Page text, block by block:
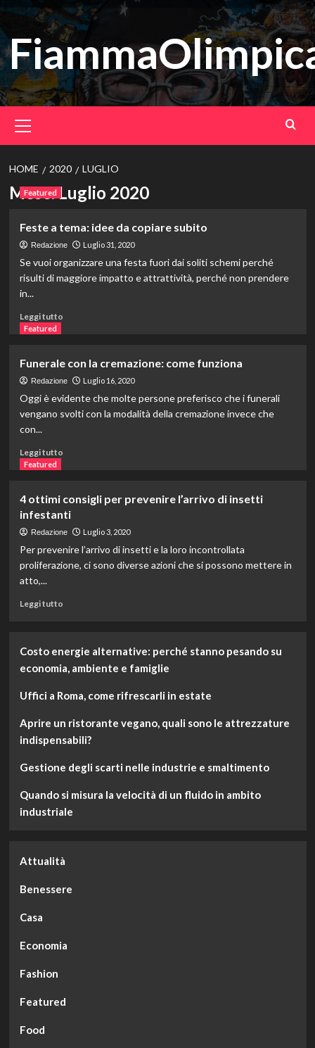
Vai
al
contenuto
principale
HOME 2020 LUGLIO
Mese:Luglio 2020
Featured
Feste a tema: idee da copiare subito
Redazione Luglio 31, 2020
Se vuoi organizzare una festa fuori dai soliti schemi perché
risulti di maggiore impatto e attrattività, perché non prendere
in...
Leggi tuttoLeggi
Feste
a
tema:
idee
Featured
Funerale con la cremazione: come funziona
Redazione Luglio 16, 2020
Oggi è evidente che molte persone preferisco che i funerali
vengano svolti con la modalità della cremazione invece che
con...
Leggi tuttoLeggi
Funerale
con
la
cremazione:
funziona
Featured
4 ottimi consigli per prevenire l’arrivo di insetti
infestanti
Redazione Luglio 3, 2020
Per prevenire l’arrivo di insetti e la loro incontrollata
proliferazione, ci sono diverse azioni che si possono mettere in
atto,...
Leggi tuttoLeggi
4
ottimi
per
l’arrivo
infestanti
Costo energie alternative: perché stanno pesando su
economia, ambiente e famiglie
Uffici a Roma, come rifrescarli in estate
Aprire un ristorante vegano, quali sono le attrezzature
indispensabili?
Gestione degli scarti nelle industrie e smaltimento
Quando si misura la velocità di un fluido in ambito
industriale
Attualità
Benessere
Casa
Economia
Fashion
Featured
Food